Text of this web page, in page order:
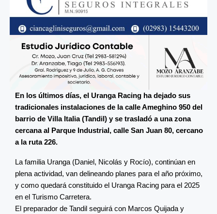
En los últimos días, el Uranga Racing ha dejado sus
tradicionales instalaciones de la calle Ameghino 950 del
barrio de Villa Italia (Tandil) y se trasladó a una zona
cercana al Parque Industrial, calle San Juan 80, cercano
a la ruta 226.
La familia Uranga (Daniel, Nicolás y Rocío), continúan en
plena actividad, van delineando planes para el año próximo,
y como quedará constituido el Uranga Racing para el 2025
en el Turismo Carretera.
El preparador de Tandil seguirá con Marcos Quijada y